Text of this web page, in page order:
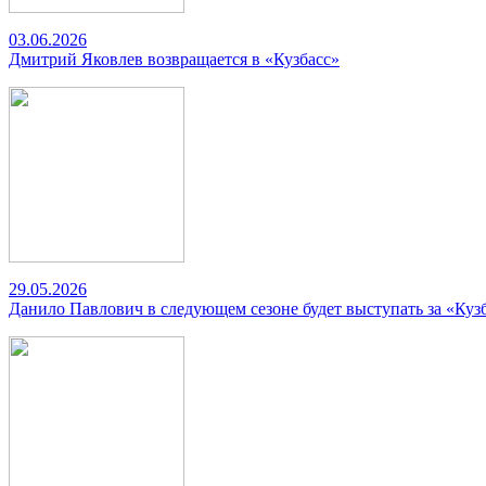
03.06.2026
Дмитрий Яковлев возвращается в «Кузбасс»
29.05.2026
Данило Павлович в следующем сезоне будет выступать за